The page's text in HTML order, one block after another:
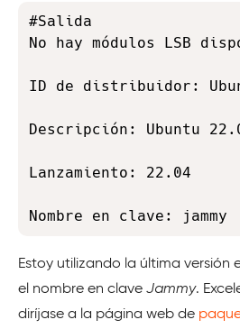
#Salida
No hay módulos LSB
ID de distribuidor:
Descripción: Ubuntu
Lanzamiento: 22.04
Nombre en clave: jammy
Estoy utilizando la última versión
el nombre en clave Jammy.
diríjase a la página web de